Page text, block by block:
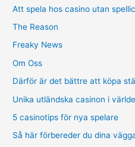
Att spela hos casino utan
The Reason
Freaky News
Om Oss
Därför är det bättre att köpa
Unika utländska casinon i
5 casinotips för nya spelare
Så här förbereder du dina